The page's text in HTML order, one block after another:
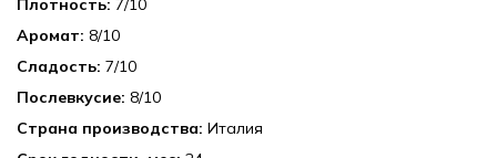
Плотность: 7
Аромат: 8
Сладость: 7
Послевкусие: 8
Страна производства: Италия